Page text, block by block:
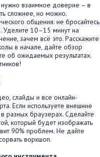
взаимное доверие – в
сложнее, но можно.
общения: не бросайтесь
Уделите 10–15 минут на
зачем всё это. Расскажите
в начале, дайте обзор
об ожидаемых результатах.
слайды и все онлайн-
Если используете внешние
в разных браузерах. Сделайте
который будет изображать
90% проблем. Не дайте
воркшоп.